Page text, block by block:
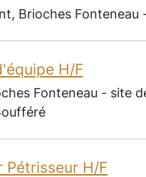
Brioches Fonteneau
H/F
Fonteneau - site
Pétrisseur H/F